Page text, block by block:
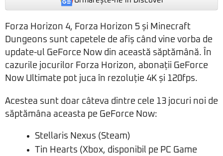
Forza Horizon 4, Forza Horizon 5 și Minecraft
Dungeons sunt capetele de afiș când vine vorba de
update-ul GeForce Now din această săptămână. În
cazurile jocurilor Forza Horizon, abonații GeForce
Now Ultimate pot juca în rezoluție 4K și 120fps.
Acestea sunt doar câteva dintre cele 13 jocuri noi de
săptămâna aceasta pe GeForce Now:
Stellaris Nexus (Steam)
Tin Hearts (Xbox, disponibil pe PC Game